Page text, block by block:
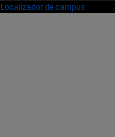
Localizador de campus